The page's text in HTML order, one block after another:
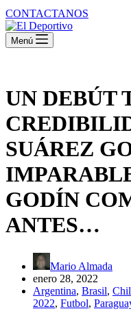
CONTACTANOS
Menú
UN DEBÚT
SUÁREZ
GODÍN
ANTES…
Mario Almada
enero 28, 2022
Argentina, Brasil,
2022, Futbol,